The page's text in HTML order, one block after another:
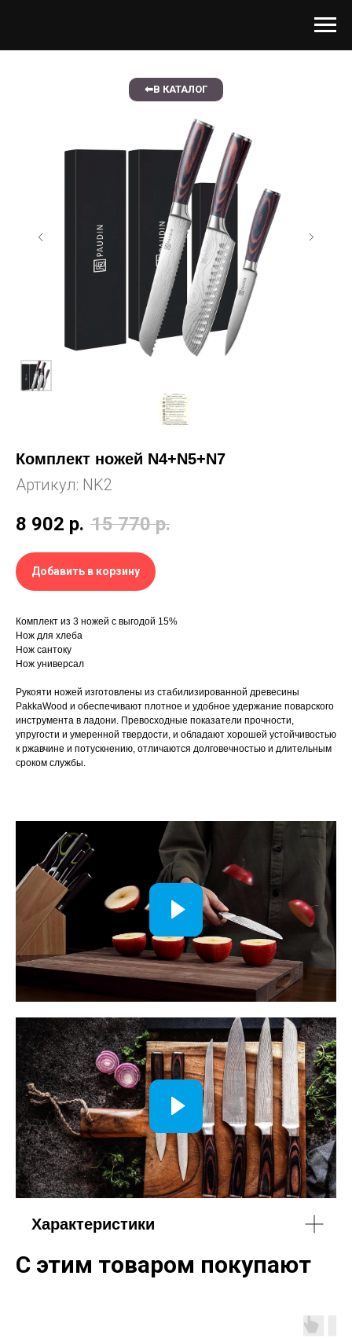
⬅В КАТАЛОГ
Комплект ножей N4+N5+N7
Артикул: NK2
8 902 р. 15 770 р.
Добавить в корзину
Комплект из 3 ножей с выгодой 15%
Нож для хлеба
Нож сантоку
Нож универсал
Рукояти ножей изготовлены из стабилизированной древесины
PakkaWood и обеспечивают плотное и удобное удержание поварского
инструмента в ладони. Превосходные показатели прочности,
упругости и умеренной твердости, и обладают хорошей устойчивостью
к ржавчине и потускнению, отличаются долговечностью и длительным
сроком службы.
Характеристики
С этим товаром покупают